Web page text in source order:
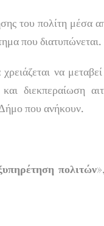
του πολίτη μέσα
που διατυπώνεται.
να
διεκπεραίωση
που ανήκουν.
πολιτών